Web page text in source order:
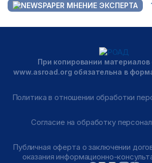
МНЕНИЕ ЭКСПЕРТА
При копировании материалов
www.asroad.org обязательна в
Политика в отношении обработки
Согласие на обработку
Публичная оферта о заключении
оказания информационно-